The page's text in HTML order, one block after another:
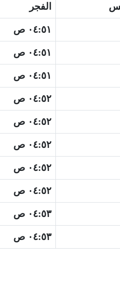
الفجر
٠٤:٥١ ص
٠٤:٥١ ص
٠٤:٥١ ص
٠٤:٥٢ ص
٠٤:٥٢ ص
٠٤:٥٢ ص
٠٤:٥٢ ص
٠٤:٥٢ ص
٠٤:٥٣ ص
٠٤:٥٣ ص